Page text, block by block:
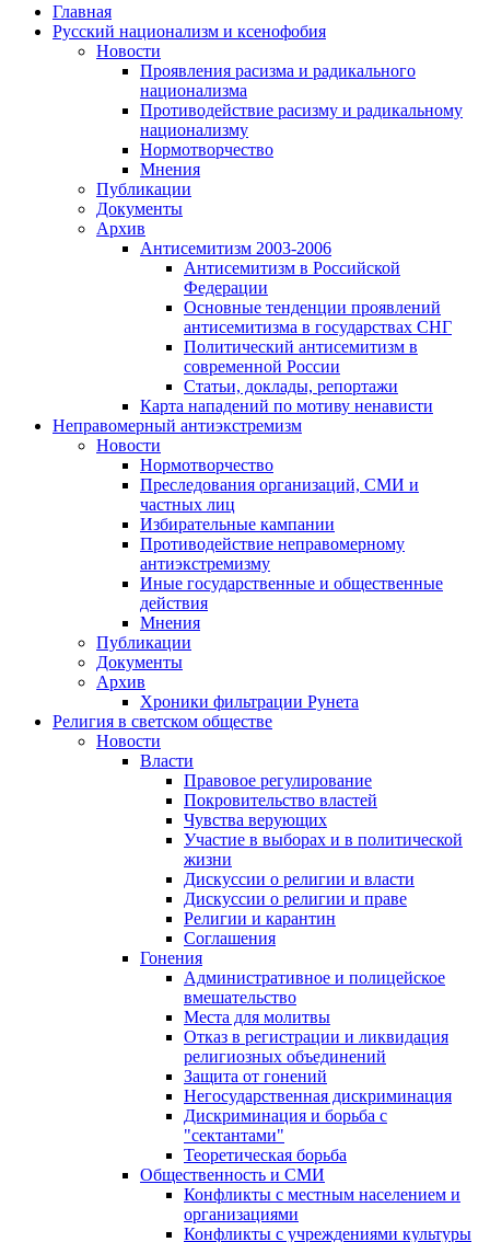
Главная
Русский национализм и ксенофобия
Новости
Проявления расизма и радикального
национализма
Противодействие расизму и радикальному
национализму
Нормотворчество
Мнения
Публикации
Документы
Архив
Антисемитизм 2003-2006
Антисемитизм в Российской
Федерации
Основные тенденции проявлений
антисемитизма в государствах СНГ
Политический антисемитизм в
современной России
Статьи, доклады, репортажи
Карта нападений по мотиву ненависти
Неправомерный антиэкстремизм
Новости
Нормотворчество
Преследования организаций, СМИ и
частных лиц
Избирательные кампании
Противодействие неправомерному
антиэкстремизму
Иные государственные и общественные
действия
Мнения
Публикации
Документы
Архив
Хроники фильтрации Рунета
Религия в светском обществе
Новости
Власти
Правовое регулирование
Покровительство властей
Чувства верующих
Участие в выборах и в политической
жизни
Дискуссии о религии и власти
Дискуссии о религии и праве
Религии и карантин
Соглашения
Гонения
Административное и полицейское
вмешательство
Места для молитвы
Отказ в регистрации и ликвидация
религиозных объединений
Защита от гонений
Негосударственная дискриминация
Дискриминация и борьба с
"сектантами"
Теоретическая борьба
Общественность и СМИ
Конфликты с местным населением и
организациями
Конфликты с учреждениями культуры